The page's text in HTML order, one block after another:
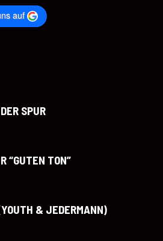
auf
SPUR
“GUTEN TON”
& JEDERMANN)